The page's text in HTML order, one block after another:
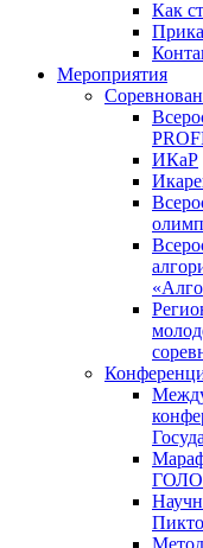
Как
Мероприятия
ИКаР